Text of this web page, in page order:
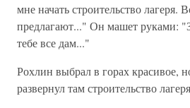
мне начать строительство лагеря.
предлагают..." Он машет руками:
тебе все дам..."
Рохлин выбрал в горах красивое,
развернул там строительство